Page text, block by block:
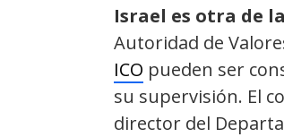
Israel es otra de
Autoridad de
ICO pueden ser
su supervisión. El
director del